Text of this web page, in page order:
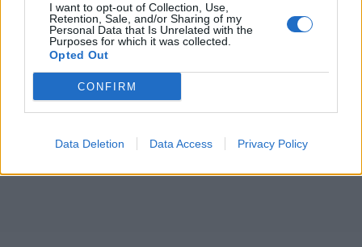
I want to opt-out of Collection, Use,
Retention, Sale, and/or Sharing of my
Personal Data that Is Unrelated with the
Purposes for which it was collected.
Opted Out
CONFIRM
Data Deletion Data Access Privacy Policy